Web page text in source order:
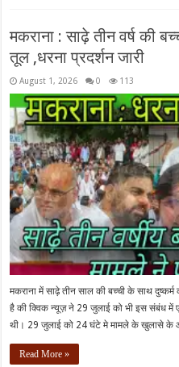
मकराना : साढ़े तीन वर्ष की
तूल ,धरना प्रदर्शन जारी
August 1, 2026 0 113
मकराना में साढ़े तीन साल की बच्ची के साथ
है की क्विक न्यूज़ ने 29 जुलाई को भी इस संबंध में
थी। 29 जुलाई को 24 घंटे मे मामले के खुलासे के
Read More »